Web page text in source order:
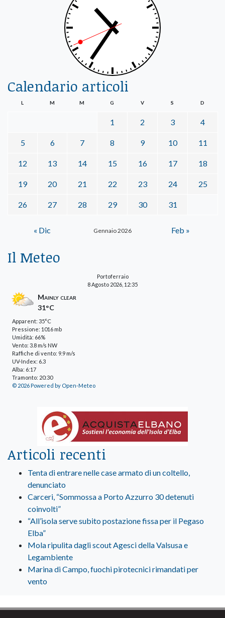
Calendario articoli
Gennaio 2026
L M M G V S D
1 2 3 4
5 6 7 8 9 10 11
12 13 14 15 16 17 18
19 20 21 22 23 24 25
26 27 28 29 30 31
« Dic Feb »
Il Meteo
Portoferraio
8 Agosto 2026, 12:35
Mainly clear
31°C
Apparent: 35°C
Pressione: 1016 mb
Umidità: 66%
Vento: 3.8 m/s NW
Raffiche di vento: 9.9 m/s
UV-Index: 6.3
Alba: 6:17
Tramonto: 20:30
© 2026 Powered by Open-Meteo
Articoli recenti
Tenta di entrare nelle case armato di un coltello,
denunciato
Carceri, “Sommossa a Porto Azzurro 30 detenuti
coinvolti”
“All’isola serve subito postazione fissa per il Pegaso
Elba”
Mola ripulita dagli scout Agesci della Valsusa e
Legambiente
Marina di Campo, fuochi pirotecnici rimandati per
vento